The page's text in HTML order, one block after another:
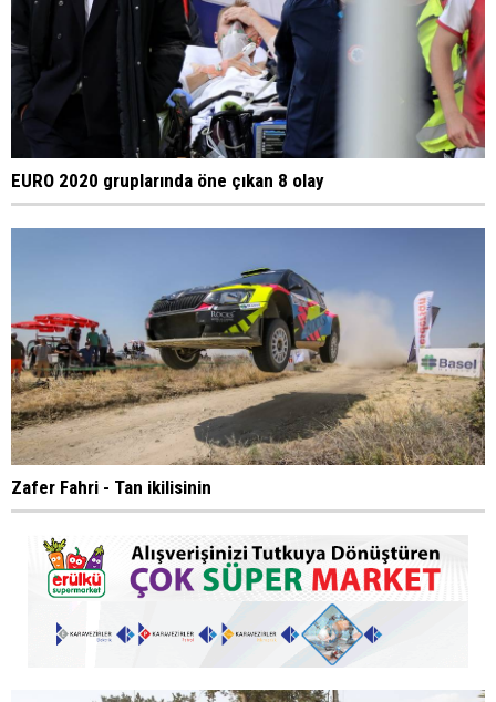
EURO 2020 gruplarında öne çıkan 8 olay
Zafer Fahri - Tan ikilisinin